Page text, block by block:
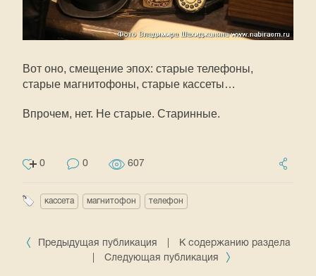
Вот оно, смещение эпох: старые телефоны,
старые магнитофоны, старые кассеты…
Впрочем, нет. Не старые. Старинные.
0 0 607
кассета магнитофон телефон
Предыдущая публикация
К содержанию раздела
Следующая публикация